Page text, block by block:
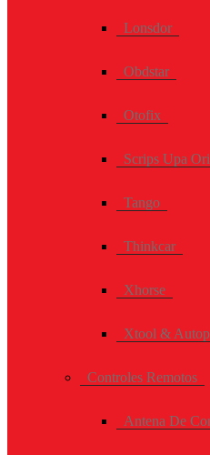
Lonsdor
Obdstar
Otofix
Scrips Upa
Tango
Thinkcar
Xhorse
Xtool &
Controles Remotos
Antena De